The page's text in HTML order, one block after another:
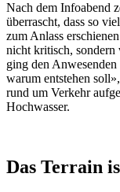
Nach dem Infoabend
überrascht, dass so
zum Anlass
nicht kritisch, sondern
ging den
warum entstehen
rund um Verkehr
Hochwasser.
Das Terrain